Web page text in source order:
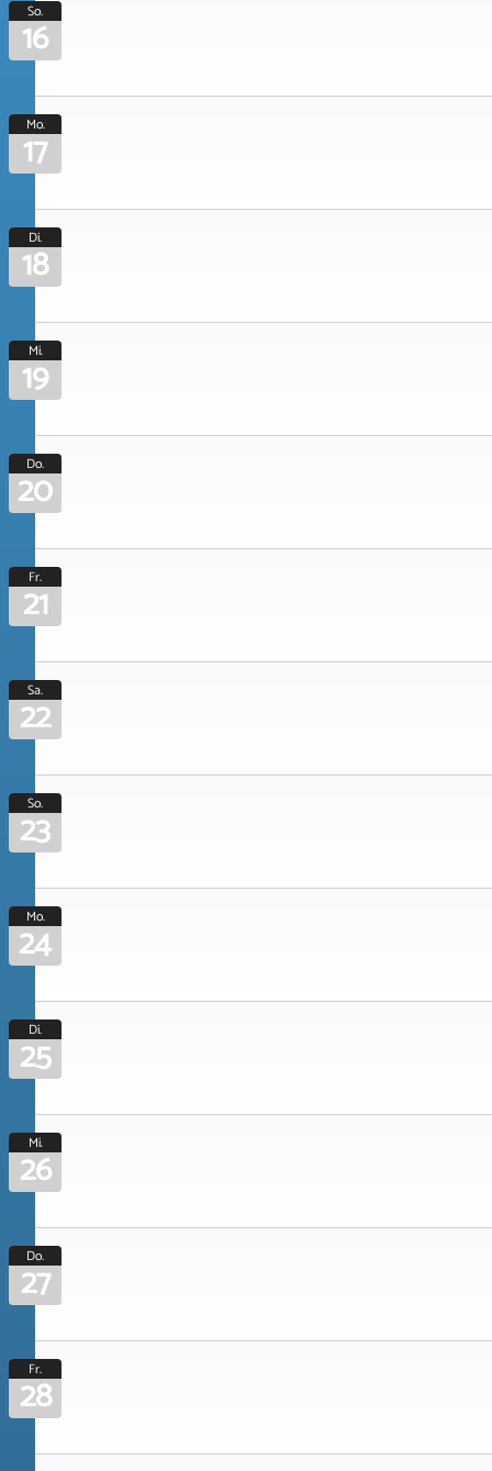
So.
16
Mo.
17
Di.
18
Mi.
19
Do.
20
Fr.
21
Sa.
22
So.
23
Mo.
24
Di.
25
Mi.
26
Do.
27
Fr.
28